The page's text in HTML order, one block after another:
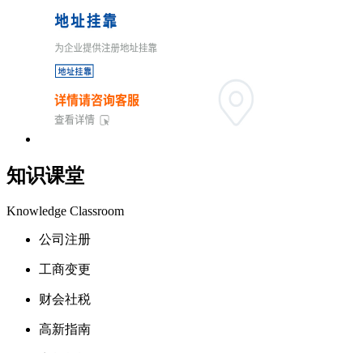
知识课堂
Knowledge Classroom
公司注册
工商变更
财会社税
高新指南